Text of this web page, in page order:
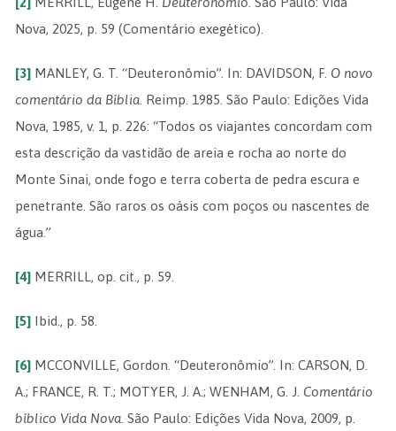
Nova, 2025, p. 59 (Comentário exegético).
[3]MANLEY, G. T. “Deuteronômio”. In: DAVIDSON, F. O novo
comentário da Bíblia. Reimp. 1985. São Paulo: Edições Vida
Nova, 1985, v. 1, p. 226: “Todos os viajantes concordam com
esta descrição da vastidão de areia e rocha ao norte do
Monte Sinai, onde fogo e terra coberta de pedra escura e
penetrante. São raros os oásis com poços ou nascentes de
água.”
[4]MERRILL, op. cit., p. 59.
[5]Ibid., p. 58.
[6]MCCONVILLE, Gordon. “Deuteronômio”. In: CARSON, D.
A.; FRANCE, R. T.; MOTYER, J. A.; WENHAM, G. J. Comentário
bíblico Vida Nova. São Paulo: Edições Vida Nova, 2009, p.